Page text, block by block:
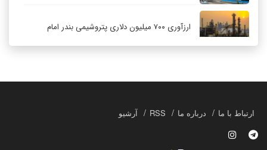
ارزآوری ۷۰۰ میلیون دلاری پتروشیمی بندر امام
ارتباط با ما درباره ما RSS آرشیو